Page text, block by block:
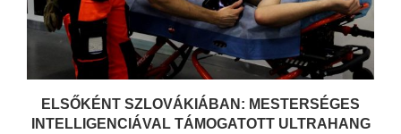
ELSŐKÉNT SZLOVÁKIÁBAN: MESTERSÉGES
INTELLIGENCIÁVAL TÁMOGATOTT ULTRAHANG